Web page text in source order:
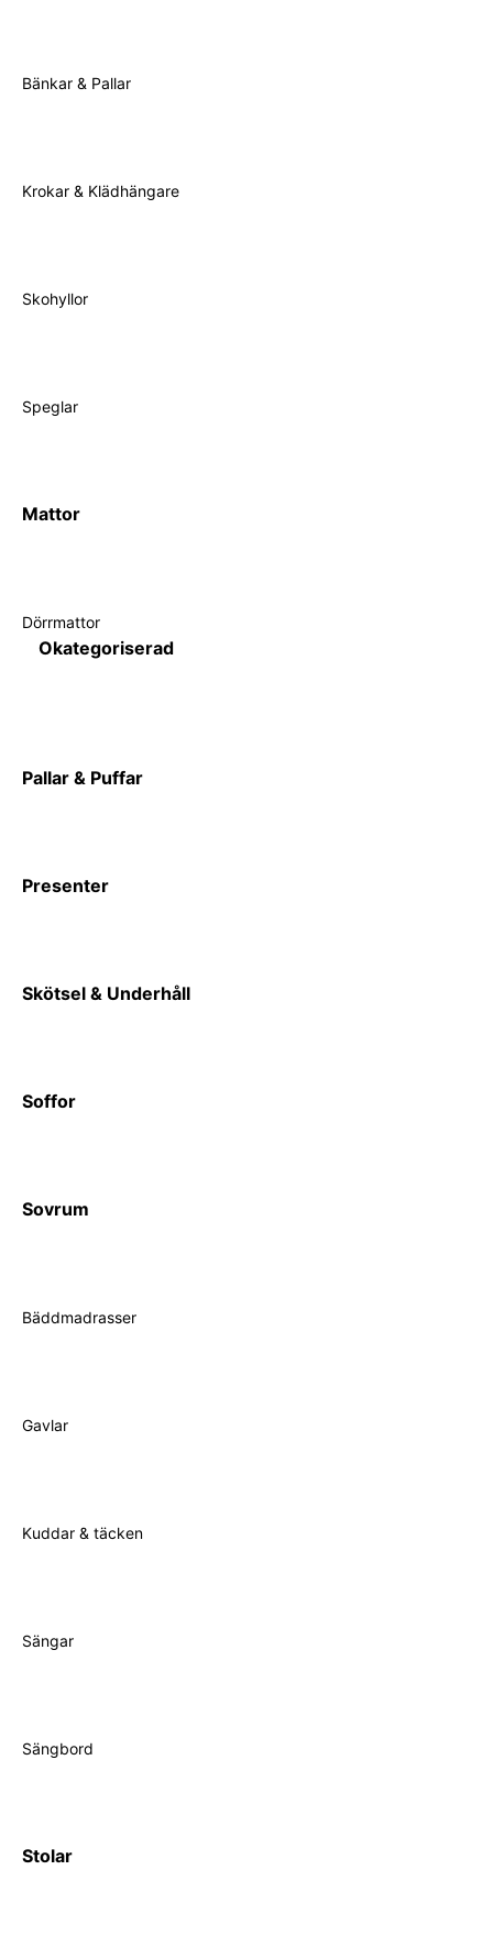
Bänkar & Pallar
Krokar & Klädhängare
Skohyllor
Speglar
Mattor
Dörrmattor
Okategoriserad
Pallar & Puffar
Presenter
Skötsel & Underhåll
Soffor
Sovrum
Bäddmadrasser
Gavlar
Kuddar & täcken
Sängar
Sängbord
Stolar